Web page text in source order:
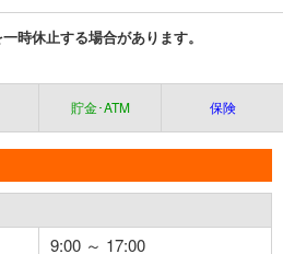
時休止する場合があります。
貯金･ATM 保険
9:00 ～ 17:00